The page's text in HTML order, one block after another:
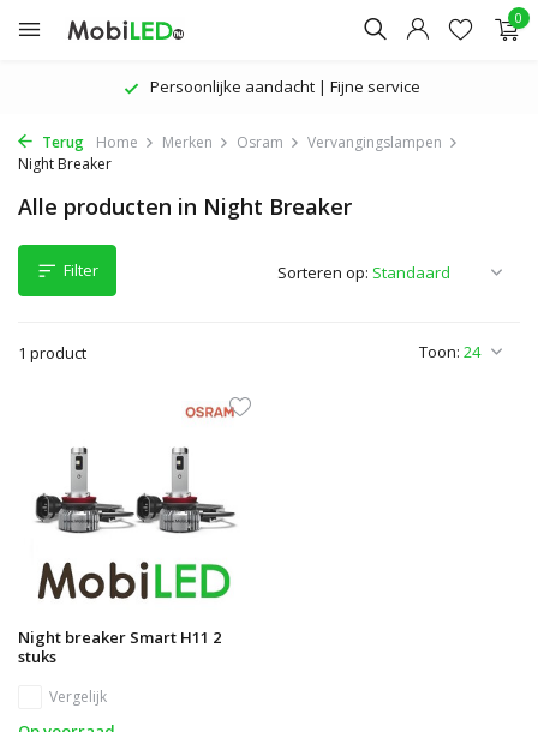
0
Persoonlijke aandacht | Fijne service
Terug Home Merken Osram
Vervangingslampen
Night Breaker
Alle producten in Night Breaker
Filter
1 product Toon:
Sorteren op:
Night breaker Smart H11 2
stuks
Vergelijk